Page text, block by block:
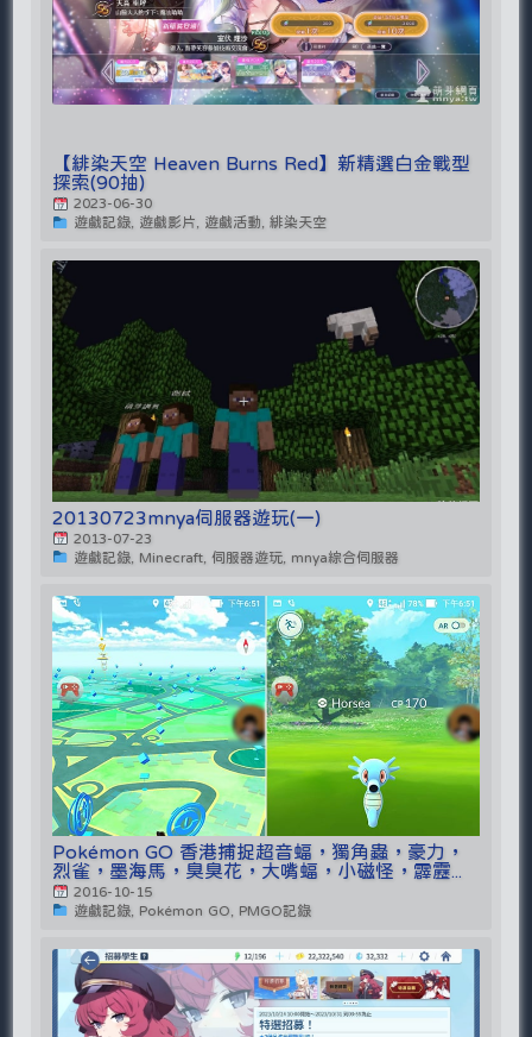
【緋染天空 Heaven Burns Red】新精選白金戰型
探索(90抽)
2023-06-30
遊戲記錄, 遊戲影片, 遊戲活動, 緋染天空
20130723mnya伺服器遊玩(一)
2013-07-23
遊戲記錄, Minecraft, 伺服器遊玩, mnya綜合伺服器
Pokémon GO 香港捕捉超音蝠，獨角蟲，豪力，
烈雀，墨海馬，臭臭花，大嘴蝠，小磁怪，霹靂...
2016-10-15
遊戲記錄, Pokémon GO, PMGO記錄